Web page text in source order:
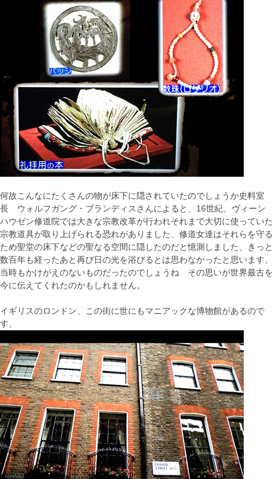
何故こんなにたくさんの物が床下に隠されていたのでしょうか史料室
長 ウォルフガング・ブランディスさんによると、16世紀、ヴィーン
ハウゼン修道院では大きな宗教改革が行われそれまで大切に使っていた
宗教道具が取り上げられる恐れがありました、修道女達はそれらを守る
ため聖堂の床下などの聖なる空間に隠したのだと憶測しました、きっと
数百年も経ったあと再び日の光を浴びるとは思わなかったと思います、
当時もかけがえのないものだったのでしょうね その思いが世界最古を
今に伝えてくれたのかもしれません。
イギリスのロンドン、この街に世にもマニアックな博物館があるので
す、